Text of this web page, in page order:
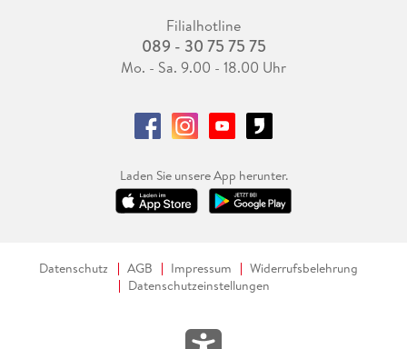
Filialhotline
089 - 30 75 75 75
Mo. - Sa. 9.00 - 18.00 Uhr
Laden Sie unsere App herunter.
Datenschutz AGB Impressum
Widerrufsbelehrung
Datenschutzeinstellungen